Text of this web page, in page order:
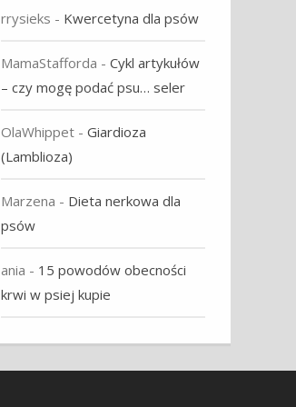
rrysieks - Kwercetyna dla psów
MamaStafforda -Cykl artykułów
– czy mogę podać psu… seler
OlaWhippet -Giardioza
(Lamblioza)
Marzena - Dieta nerkowa dla
psów
ania - 15 powodów obecności
krwi w psiej kupie